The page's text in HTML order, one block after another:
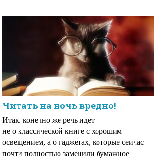
Читать на ночь вредно!
Итак, конечно же речь идет
не о классической книге с хорошим
освещением, а о гаджетах, которые сейчас
почти полностью заменили бумажное